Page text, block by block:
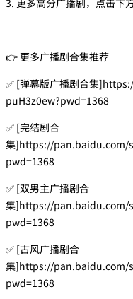
👉 更多广播剧合集推荐
✅ [弹幕版广播剧合集
puH3z0ew?pwd=1368
✅ [完结剧合
集]https://pan.baidu.com/s/
pwd=1368
✅ [双男主广播剧合
集]https://pan.baidu.com/
pwd=1368
✅ [古风广播剧合
集]https://pan.baidu.com/
pwd=1368